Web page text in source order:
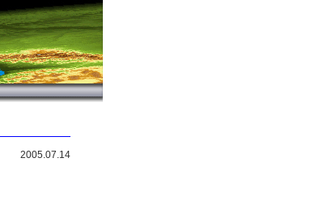
2005.07.14